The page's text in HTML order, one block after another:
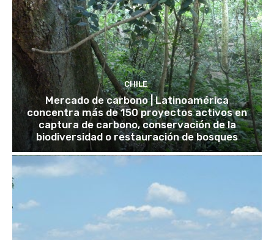
CHILE
Mercado de carbono | Latinoamérica
concentra más de 150 proyectos activos en
captura de carbono, conservación de la
biodiversidad o restauración de bosques